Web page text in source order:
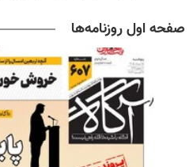
صفحه اول روزنامه‌ها